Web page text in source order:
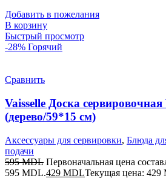
Добавить в пожелания
В корзину
Быстрый просмотр
-28% Горячий
Сравнить
Vaisselle Доска сервировочная
(дерево/59*15 cм)
Аксессуары для сервировки, Блюда
подачи
595MDL Первоначальная цена
595 MDL.429 MDLТекущая цена: 429